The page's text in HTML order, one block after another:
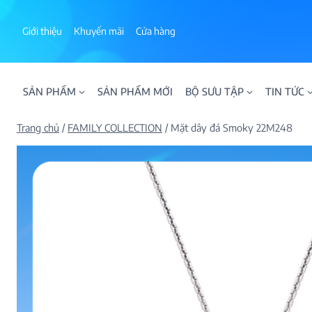
Giới thiệu Khuyến mãi Cửa hàng
SẢN PHẨM SẢN PHẨM MỚI BỘ SƯU TẬP
BST NHẪN KIM
BST NHẪN NAM
FAMILY
TIN TỨC
Trang chủ / FAMILY COLLECTION / Mặt dây đá Smoky 22M248